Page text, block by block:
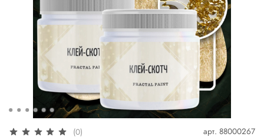
(0) арт. 88000267